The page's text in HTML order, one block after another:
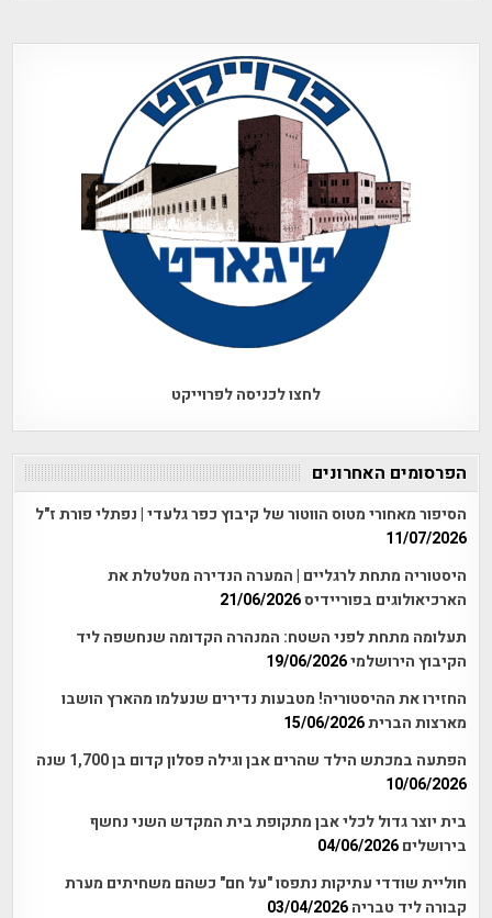
לחצו לכניסה לפרוייקט
הפרסומים האחרונים
הסיפור מאחורי מטוס הווטור של קיבוץ כפר גלעדי | נפתלי פורת ז"ל
11/07/2026
היסטוריה מתחת לרגליים | המערה הנדירה מטלטלת את
הארכיאולוגים בפוריידיס21/06/2026
תעלומה מתחת לפני השטח: המנהרה הקדומה שנחשפה ליד
הקיבוץ הירושלמי19/06/2026
החזירו את ההיסטוריה! מטבעות נדירים שנעלמו מהארץ הושבו
מארצות הברית15/06/2026
הפתעה במכתש הילד שהרים אבן וגילה פסלון קדום בן 1,700 שנה
10/06/2026
בית יוצר גדול לכלי אבן מתקופת בית המקדש השני נחשף
בירושלים 04/06/2026
חוליית שודדי עתיקות נתפסו "על חם" כשהם משחיתים מערת
קבורה ליד טבריה 03/04/2026